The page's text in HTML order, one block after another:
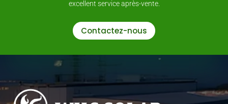
excellent service après-vente.
Contactez-nous